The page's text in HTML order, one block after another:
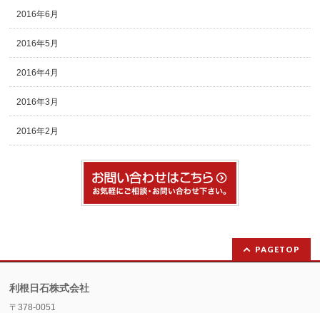
2016年6月
2016年5月
2016年4月
2016年3月
2016年2月
PAGETOP
利根日石株式会社
〒378-0051